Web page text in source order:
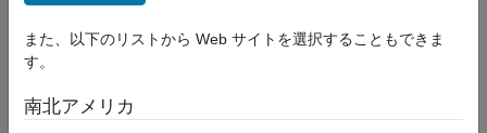
また、以下のリストから Web サイトを選択することもできま
す。
南北アメリカ